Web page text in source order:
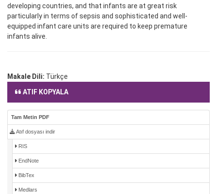
developing countries, and that infants are at great risk
particularly in terms of sepsis and sophisticated and well-
equipped infant care units are required to keep premature
infants alive.
Makale Dili: Türkçe
ATIF KOPYALA
Tam Metin PDF
Atıf dosyası indir
RIS
EndNote
BibTex
Medlars